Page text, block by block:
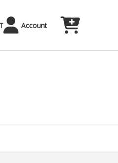
Account